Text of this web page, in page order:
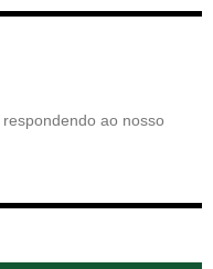
ao nosso